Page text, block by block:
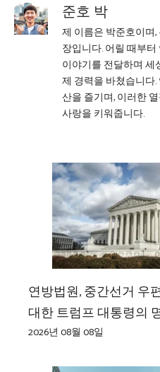
준호 박
제 이름은 박준호이며
장입니다. 어릴 때부
이야기를 전달하며 세
제 경력을 바쳤습니다
산을 즐기며, 이러한
사랑을 키워줍니다.
연방법원, 중간선거 우
대한 트럼프 대통령의
2026년 08월 08일